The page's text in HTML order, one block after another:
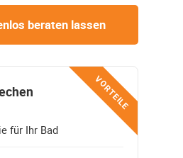
beraten lassen
VORTEILE
für Ihr Bad